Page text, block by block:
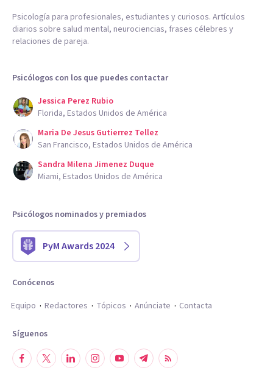
Psicología para profesionales, estudiantes y curiosos. Artículos
diarios sobre salud mental, neurociencias, frases célebres y
relaciones de pareja.
Psicólogos con los que puedes contactar
Jessica Perez Rubio
Florida, Estados Unidos de América
Maria De Jesus Gutierrez Tellez
San Francisco, Estados Unidos de América
Sandra Milena Jimenez Duque
Miami, Estados Unidos de América
Psicólogos nominados y premiados
PyM Awards 2024
Conócenos
Equipo
Redactores Tópicos Anúnciate Contacta
Síguenos